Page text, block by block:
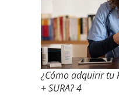
¿Cómo adquirir tu
+ SURA? 4